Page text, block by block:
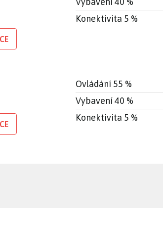
Konektivita 5 %
Ovládání 55 %
Vybavení 40 %
Konektivita 5 %